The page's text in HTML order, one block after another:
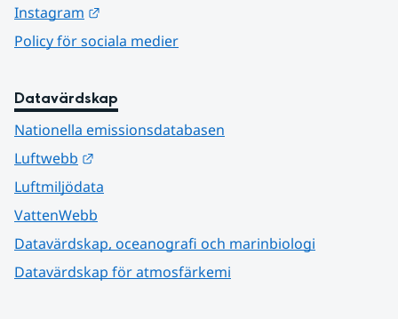
Instagram
Policy för sociala medier
Datavärdskap
Nationella emissionsdatabasen
Luftwebb
Luftmiljödata
VattenWebb
Datavärdskap, oceanografi och marinbiologi
Datavärdskap för atmosfärkemi